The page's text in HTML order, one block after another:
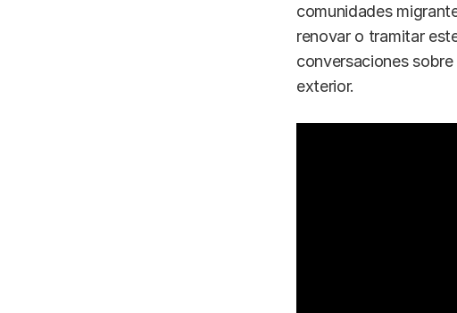
comunidades
renovar o tramitar
conversaciones
exterior.